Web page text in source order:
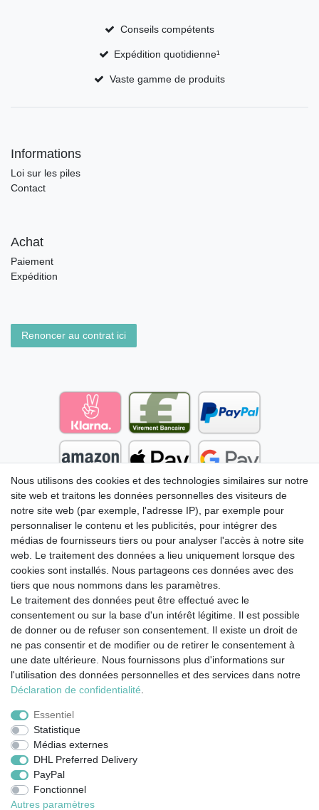
Conseils compétents
Expédition quotidienne¹
Vaste gamme de produits
Informations
Loi sur les piles
Contact
Achat
Paiement
Expédition
Renoncer au contrat ici
Mentions légales Déclaration de confidentialité
Conditions générales
Rétracter le contrat ici
Nous utilisons des cookies et des technologies similaires sur notre
site web et traitons les données personnelles des visiteurs de
notre site web (par exemple, l'adresse IP), par exemple pour
personnaliser le contenu et les publicités, pour intégrer des
médias de fournisseurs tiers ou pour analyser l'accès à notre site
web. Le traitement des données a lieu uniquement lorsque des
cookies sont installés. Nous partageons ces données avec des
tiers que nous nommons dans les paramètres.
Le traitement des données peut être effectué avec le
consentement ou sur la base d'un intérêt légitime. Il est possible
de donner ou de refuser son consentement. Il existe un droit de
ne pas consentir et de modifier ou de retirer le consentement à
une date ultérieure. Nous fournissons plus d'informations sur
l'utilisation des données personnelles et des services dans notre
Déclaration de confidentialité
Essentiel
Statistique
Médias externes
DHL Preferred Delivery
PayPal
Fonctionnel
Autres paramètres